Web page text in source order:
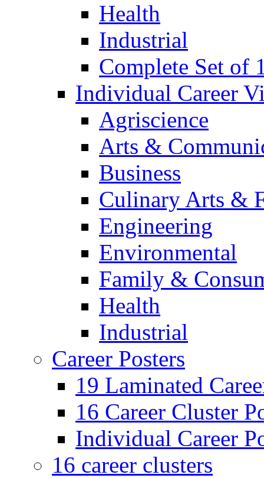
Health
Industrial
Complete Set of
Individual Career
Agriscience
Arts &
Business
Culinary Arts &
Engineering
Environmental
Family &
Health
Industrial
Career Posters
19 Laminated
16 Career Cluster
Individual Career
16 career clusters